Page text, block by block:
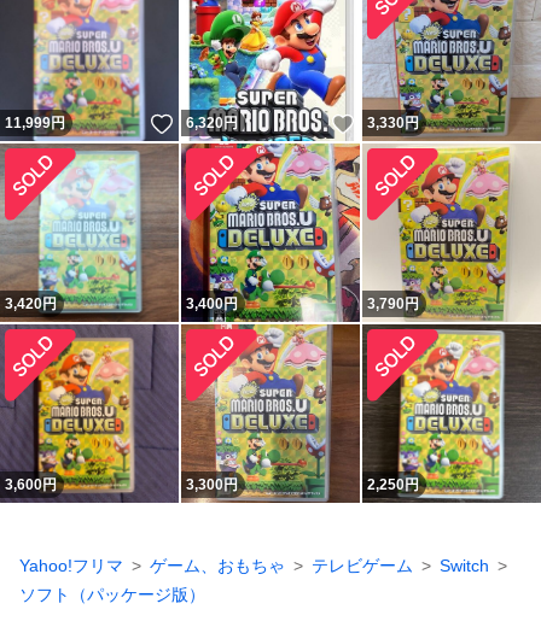
11,999円 いいね！
6,320 円 いいね！
3,330円
3,420円 3,400円 3,790円
3,600円 3,300円 2,250円
Yahoo!フリマ ゲーム、おもちゃ テレビゲーム
Switch
ソフト（パッケージ版）